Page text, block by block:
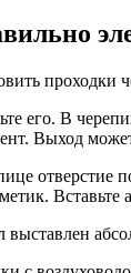
проходки
его. В
Выход
отверстие